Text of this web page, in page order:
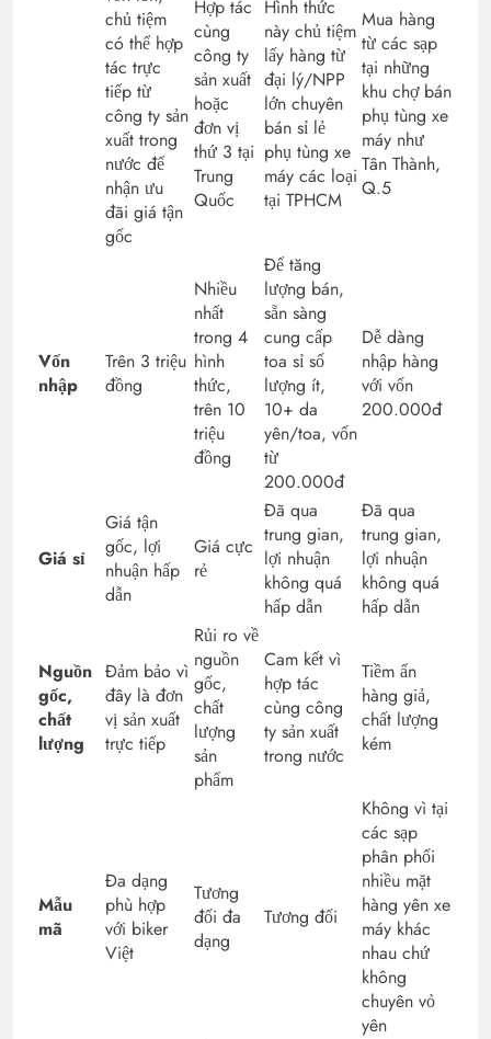
chủ tiệm
có thể hợp
tác trực
tiếp từ
công ty sản
xuất trong
nước để
nhận ưu
đãi giá tận
gốc
Hợp tác
cùng
công ty
sản xuất
hoặc
đơn vị
thứ 3 tại
Trung
Quốc
Hình thức
này chủ tiệm
lấy hàng từ
đại lý/NPP
lớn chuyên
bán sỉ lẻ
phụ tùng xe
máy các loại
tại TPHCM
Mua hàng
từ các sạp
tại những
khu chợ bán
phụ tùng xe
máy như
Tân Thành,
Q.5
Vốn
nhập
Trên 3 triệu
đồng
Nhiều
nhất
trong 4
hình
thức,
trên 10
triệu
đồng
Để tăng
lượng bán,
sẵn sàng
cung cấp
toa sỉ số
lượng ít,
10+ da
yên/toa, vốn
từ
200.000đ
Dễ dàng
nhập hàng
với vốn
200.000đ
Giá sỉ
Giá tận
gốc, lợi
nhuận hấp
dẫn
Giá cực
rẻ
Đã qua
trung gian,
lợi nhuận
không quá
hấp dẫn
Đã qua
trung gian,
lợi nhuận
không quá
hấp dẫn
Nguồn
gốc,
chất
lượng
Đảm bảo vì
đây là đơn
vị sản xuất
trực tiếp
Rủi ro về
nguồn
gốc,
chất
lượng
sản
phẩm
Cam kết vì
hợp tác
cùng công
ty sản xuất
trong nước
Tiềm ẩn
hàng giả,
chất lượng
kém
Mẫu
mã
Đa dạng
phù hợp
với biker
Việt
Tương
đối đa
dạng
Tương đối
Không vì tại
các sạp
phân phối
nhiều mặt
hàng yên xe
máy khác
nhau chứ
không
chuyên vỏ
yên